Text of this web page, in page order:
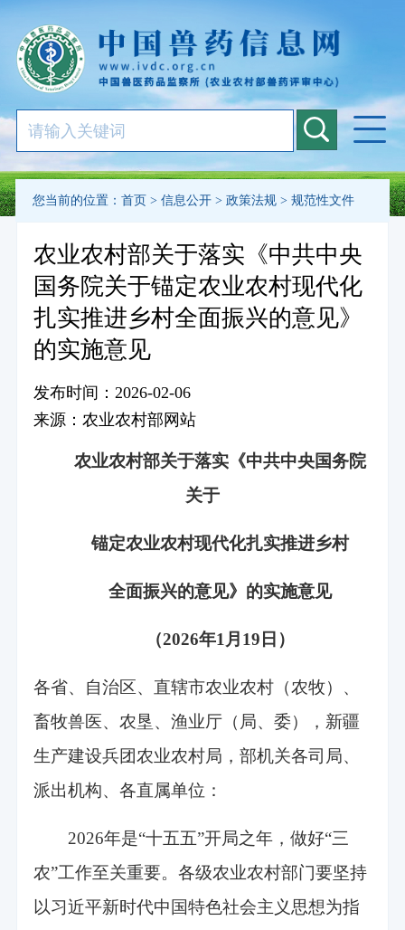
您当前的位置： 首页> 信息公开> 政策法规> 规范性文件
农业农村部关于落实《中共中央
国务院关于锚定农业农村现代化
扎实推进乡村全面振兴的意见》
的实施意见
发布时间：2026-02-06
来源：农业农村部网站
农业农村部关于落实《中共中央国务院
关于
锚定农业农村现代化扎实推进乡村
全面振兴的意见》的实施意见
（2026年1月19日）
各省、自治区、直辖市农业农村（农牧）、
畜牧兽医、农垦、渔业厅（局、委），新疆
生产建设兵团农业农村局，部机关各司局、
派出机构、各直属单位：
2026年是“十五五”开局之年，做好“三
农”工作至关重要。各级农业农村部门要坚持
以习近平新时代中国特色社会主义思想为指